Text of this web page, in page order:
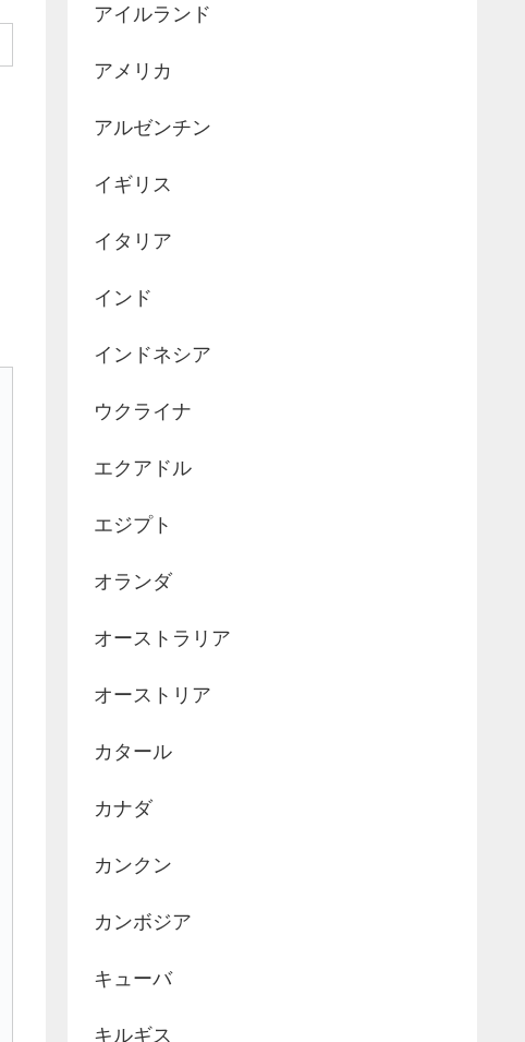
アイルランド
アメリカ
アルゼンチン
イギリス
イタリア
インド
インドネシア
ウクライナ
エクアドル
エジプト
オランダ
オーストラリア
オーストリア
カタール
カナダ
カンクン
カンボジア
キューバ
キルギス